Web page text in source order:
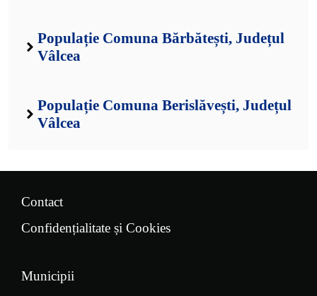
Populație Comuna Bărbătești, Județul
Vâlcea
Populație Comuna Berislăvești, Județul
Vâlcea
Contact
Confidențialitate și Cookies
Municipii